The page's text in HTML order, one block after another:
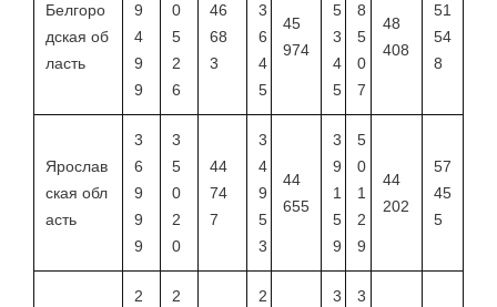
Белгоро
дская об
ласть
9
4
9
9
0
5
2
6
46
68
3
3
6
4
5
45
974
5
3
4
5
8
5
0
7
48
408
51
54
8
Ярослав
ская обл
асть
3
6
9
9
9
3
5
0
2
0
44
74
7
3
4
9
5
3
44
655
3
9
1
5
9
5
0
1
2
9
44
202
57
45
5
2
2
2
3
3